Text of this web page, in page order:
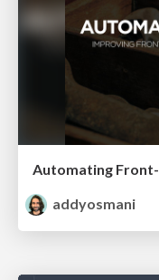
Automating
addyosmani